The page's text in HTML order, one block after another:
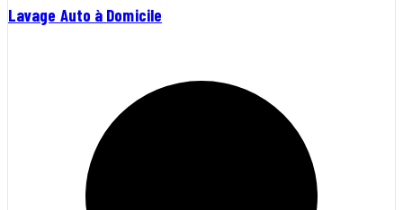
Lavage Auto à Domicile